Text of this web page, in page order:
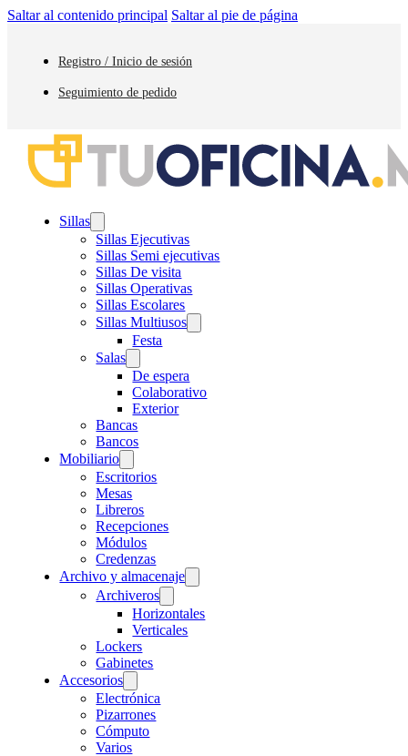
Saltar al contenido principal Saltar al pie de página
Registro / Inicio de sesión
Seguimiento de pedido
Sillas
Sillas Ejecutivas
Sillas Semi ejecutivas
Sillas De visita
Sillas Operativas
Sillas Escolares
Sillas Multiusos
Festa
Salas
De espera
Colaborativo
Exterior
Bancas
Bancos
Mobiliario
Escritorios
Mesas
Libreros
Recepciones
Módulos
Credenzas
Archivo y almacenaje
Archiveros
Horizontales
Verticales
Lockers
Gabinetes
Accesorios
Electrónica
Pizarrones
Cómputo
Varios